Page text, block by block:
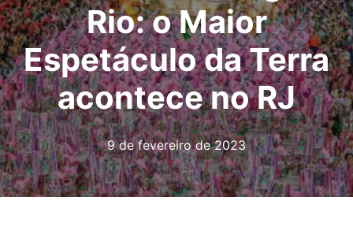
Rio: o Maior
Espetáculo da Terra
acontece no RJ
9 de fevereiro de 2023